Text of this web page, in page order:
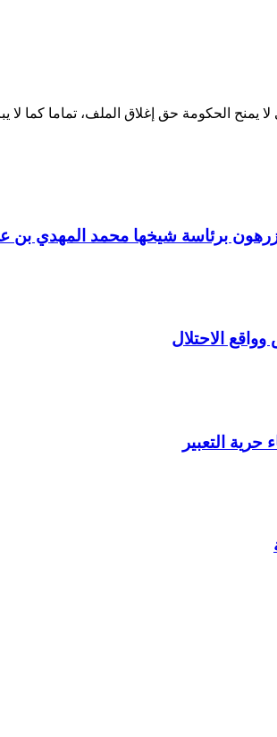
يمنح الحكومة حق إغلاق الملف، تماما كما
برئاسة شيخها محمد المهدي بن
الاحتلال
التعبير